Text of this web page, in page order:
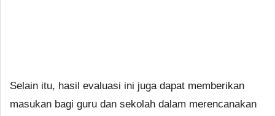
Selain itu, hasil evaluasi ini juga dapat memberikan
masukan bagi guru dan sekolah dalam merencanakan